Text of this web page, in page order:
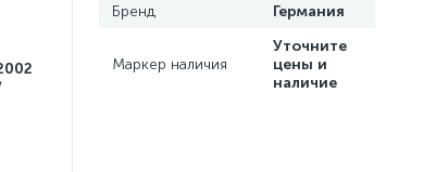
Бренд
Германия
Маркер наличия
Уточните
цены и
наличие